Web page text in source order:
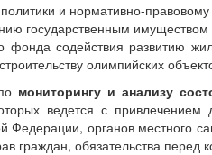
и нормативно-
государственным
фонда содействия развитию
олимпийских
мониторингу и анализу
ведется с привлечением
Федерации, органов местного
граждан, обязательства